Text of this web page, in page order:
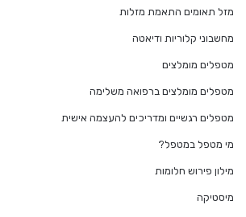
מזל תאומים התאמת מזלות
מחשבוני קלוריות ודיאטה
מטפלים מומלצים
מטפלים מומלצים ברפואה משלימה
מטפלים רגשיים ומדריכים להעצמה אישית
מי מטפל במטפל?
מילון פירוש חלומות
מיסטיקה